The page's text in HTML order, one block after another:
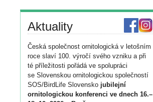
Aktuality
Česká společnost ornitologická v letošním
roce slaví 100. výročí svého vzniku a při
té příležitosti pořádá ve spolupráci
se Slovenskou ornitologickou společností
SOS/BirdLife Slovensko jubilejní
ornitologickou konferenci ve dnech 16.–